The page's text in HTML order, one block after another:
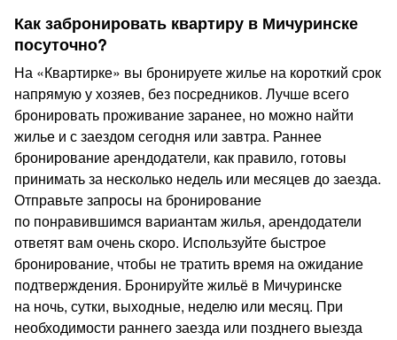
Как забронировать квартиру в Мичуринске
посуточно?
На «Квартирке» вы бронируете жилье на короткий срок
напрямую у хозяев, без посредников. Лучше всего
бронировать проживание заранее, но можно найти
жилье и с заездом сегодня или завтра. Раннее
бронирование арендодатели, как правило, готовы
принимать за несколько недель или месяцев до заезда.
Отправьте запросы на бронирование
по понравившимся вариантам жилья, арендодатели
ответят вам очень скоро. Используйте быстрое
бронирование, чтобы не тратить время на ожидание
подтверждения. Бронируйте жильё в Мичуринске
на ночь, сутки, выходные, неделю или месяц. При
необходимости раннего заезда или позднего выезда